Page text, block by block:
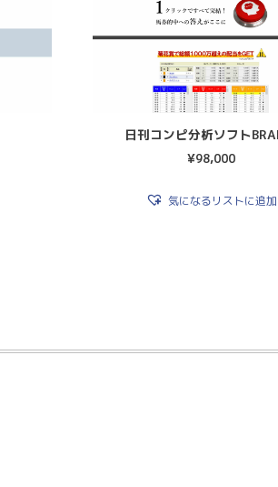
日刊コンピ分析ソフト
¥98,000
気になるリストに追加